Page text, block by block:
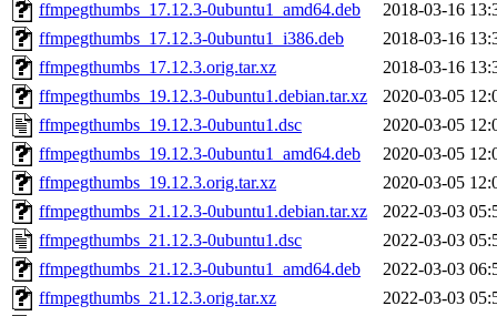
ffmpegthumbs_17.12.3-0ubuntu1_amd64.deb
2018-03-16
ffmpegthumbs_17.12.3-0ubuntu1_i386.deb
2018-03-16
ffmpegthumbs_17.12.3.orig.tar.xz
2018-03-16
ffmpegthumbs_19.12.3-0ubuntu1.debian.tar.xz
2020-03-05
ffmpegthumbs_19.12.3-0ubuntu1.dsc
2020-03-05
ffmpegthumbs_19.12.3-0ubuntu1_amd64.deb
2020-03-05
ffmpegthumbs_19.12.3.orig.tar.xz
2020-03-05
ffmpegthumbs_21.12.3-0ubuntu1.debian.tar.xz
2022-03-03
ffmpegthumbs_21.12.3-0ubuntu1.dsc
2022-03-03
ffmpegthumbs_21.12.3-0ubuntu1_amd64.deb
2022-03-03
ffmpegthumbs_21.12.3.orig.tar.xz
2022-03-03